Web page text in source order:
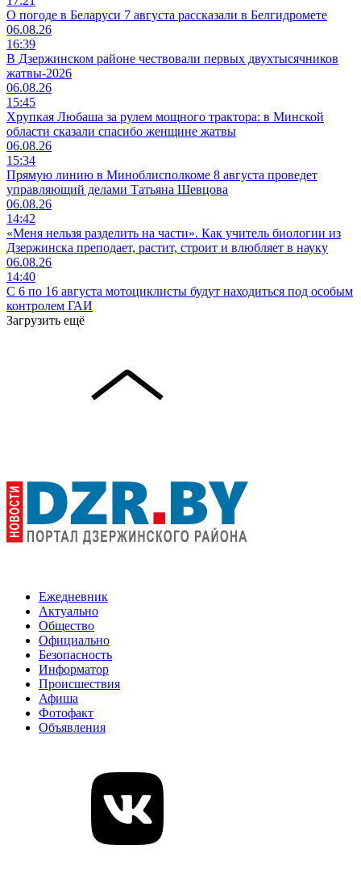
О погоде в Беларуси 7 августа рассказали в Белгидромете
06.08.26
16:39
В Дзержинском районе чествовали первых двухтысячников
жатвы-2026
06.08.26
15:45
Хрупкая Любаша за рулем мощного трактора: в Минской
области сказали спасибо женщине жатвы
06.08.26
15:34
Прямую линию в Миноблисполкоме 8 августа проведет
управляющий делами Татьяна Шевцова
06.08.26
14:42
«Меня нельзя разделить на части». Как учитель биологии из
Дзержинска преподает, растит, строит и влюбляет в науку
06.08.26
14:40
С 6 по 16 августа мотоциклисты будут находиться под особым
контролем ГАИ
Загрузить ещё
Ежедневник
Актуально
Общество
Официально
Безопасность
Информатор
Происшествия
Афиша
Фотофакт
Объявления